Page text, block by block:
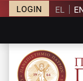
LOGIN EL
University of Patras